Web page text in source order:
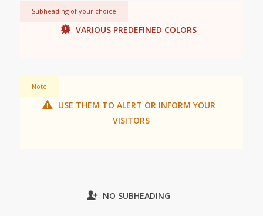
Subheading of your choice
VARIOUS PREDEFINED COLORS
Note
USE THEM TO ALERT OR INFORM YOUR
VISITORS
NO SUBHEADING